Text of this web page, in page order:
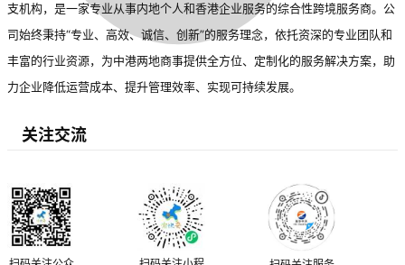
支机构，是一家专业从事内地个人和香港企业服务的综合性跨境服务商。公
司始终秉持“专业、高效、诚信、创新”的服务理念，依托资深的专业团队和
丰富的行业资源，为中港两地商事提供全方位、定制化的服务解决方案，助
力企业降低运营成本、提升管理效率、实现可持续发展。
关注交流